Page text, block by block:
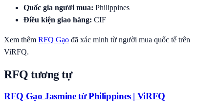
Quốc gia người mua: Philippines
Điều kiện giao hàng: CIF
Xem thêm RFQ Gạo đã xác minh từ người mua quốc tế trên
ViRFQ.
RFQ tương tự
RFQ Gạo Jasmine từ Philippines | ViRFQ